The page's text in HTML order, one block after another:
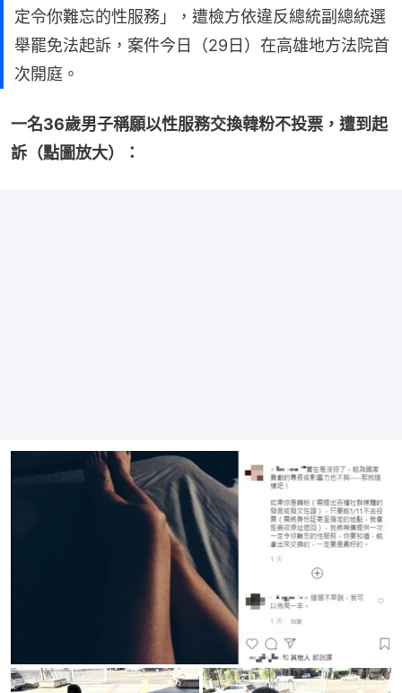
定令你難忘的性服務」，遭檢方依違反總統副總統選
舉罷免法起訴，案件今日（29日）在高雄地方法院首
次開庭。
一名36歲男子稱願以性服務交換韓粉不投票，遭到起
訴（點圖放大）：